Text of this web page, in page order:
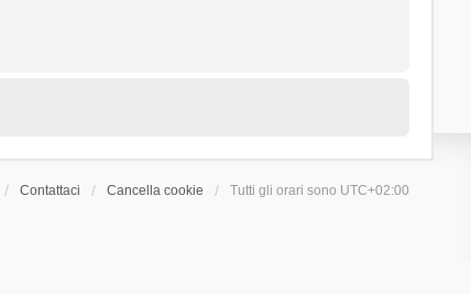
Contattaci Cancella cookie Tutti gli orari sono UTC+02:00